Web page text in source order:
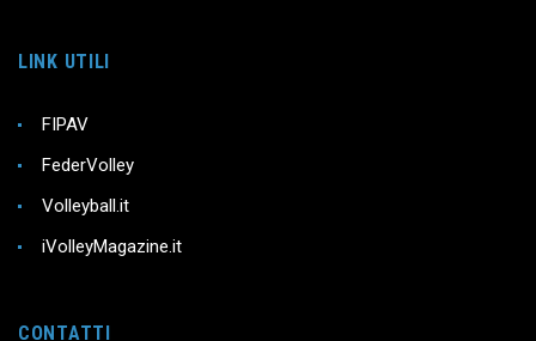
LINK UTILI
FIPAV
FederVolley
Volleyball.it
iVolleyMagazine.it
CONTATTI